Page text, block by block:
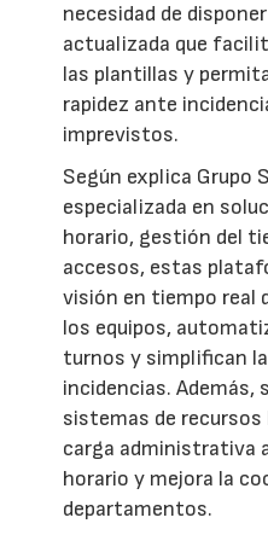
necesidad de
actualizada que
las plantillas y
rapidez ante
imprevistos.
Según explica Grupo
especializada en
horario, gestión del
accesos, estas
visión en tiempo real
los equipos,
turnos y simplifican
incidencias. Además,
sistemas de recursos
carga administrativa
horario y mejora la
departamentos.